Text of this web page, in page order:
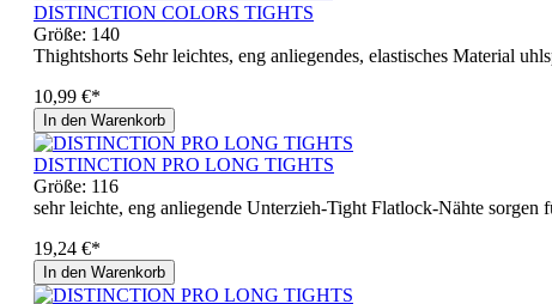
DISTINCTION COLORS TIGHTS
Größe: 140
Thightshorts Sehr leichtes, eng anliegendes, elastisches Material
10,99 €*
In den Warenkorb
DISTINCTION PRO LONG TIGHTS
Größe: 116
sehr leichte, eng anliegende Unterzieh-Tight Flatlock-Nähte
19,24 €*
In den Warenkorb